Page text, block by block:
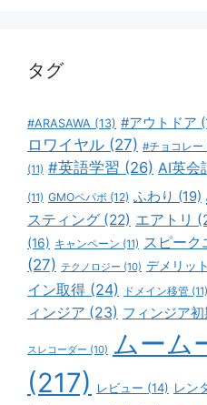
タグ
#ARASAWA (13) #アウトドア
ロワイヤル (27) #チョコレー
(11) #英語学習 (26) AI英会
(11) GMOペパボ (12) ふわり (19)
スティング (22) エアトリ
(16) キャンペーン (11) スピーク
(27) テクノロジー (10) デメリット
イン取得 (24) ドメイン移管 (11)
ィンジア (23) フィンジア
スレコーダー (10) ムーム
(217)
レビュー (14) レン